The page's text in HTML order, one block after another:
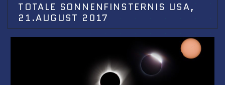
TOTALE SONNENFINSTERNIS USA,
21.AUGUST 2017